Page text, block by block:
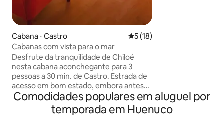
Cabana ⋅ Castro 5 de uma avaliação média
5 (18)
Cabanas com vista para o mar
Desfrute da tranquilidade de Chiloé
nesta cabana aconchegante para 3
pessoas a 30 min. de Castro. Estrada de
acesso em bom estado, embora antes
de chegar você tenha que subir uma
encosta íngreme de cascalho. Nas
imagens deste anúncio há uma foto
Comodidades populares em aluguel por
temporada em Huenuco